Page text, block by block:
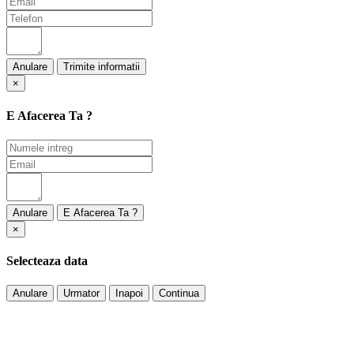
Anulare
×
E Afacerea Ta ?
Anulare
×
Selecteaza data
Anulare